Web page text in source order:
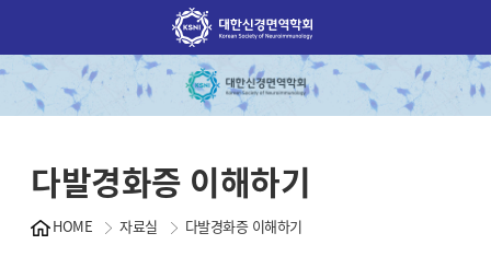
다발경화증 이해하기
HOME 자료실 다발경화증 이해하기